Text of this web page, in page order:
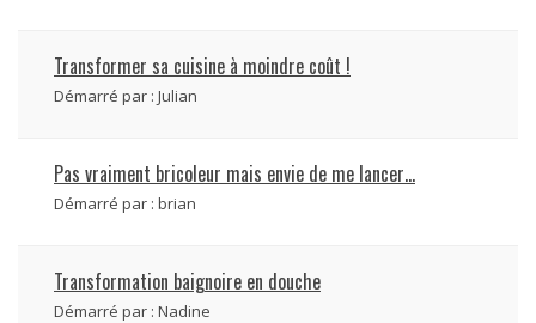
Transformer sa cuisine à moindre coût !
Démarré par : Julian
Pas vraiment bricoleur mais envie de me lancer…
Démarré par : brian
Transformation baignoire en douche
Démarré par : Nadine